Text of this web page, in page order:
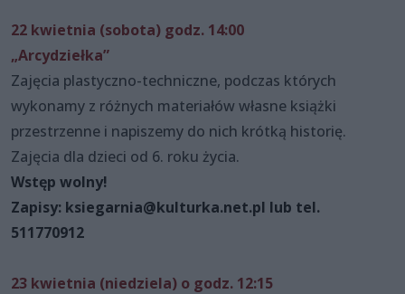
22 kwietnia (sobota) godz. 14:00
„Arcydziełka”
Zajęcia plastyczno-techniczne, podczas których
wykonamy z różnych materiałów własne książki
przestrzenne i napiszemy do nich krótką historię.
Zajęcia dla dzieci od 6. roku życia.
Wstęp wolny!
Zapisy: ksiegarnia@kulturka.net.pl lub tel.
511770912
23 kwietnia (niedziela) o godz. 12:15